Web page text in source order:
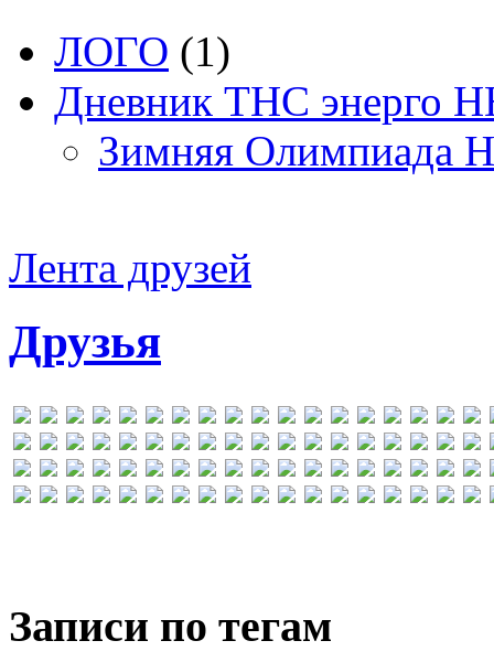
ЛОГО (1)
Дневник ТНС энерго
Зимняя Олимпиада
Лента друзей
Друзья
Записи по тегам